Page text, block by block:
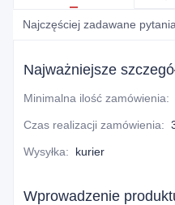
Najczęściej zadawane pytania
Najważniejsze
Minimalna ilość zamówienia:
Czas realizacji zamówienia:
Wysyłka: kurier
Wprowadzenie